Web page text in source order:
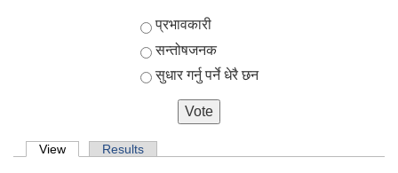
Choices
प्रभावकारी
सन्तोषजनक
सुधार गर्नु पर्ने धेरै छन
Primary tabs
View (active tab)
Results